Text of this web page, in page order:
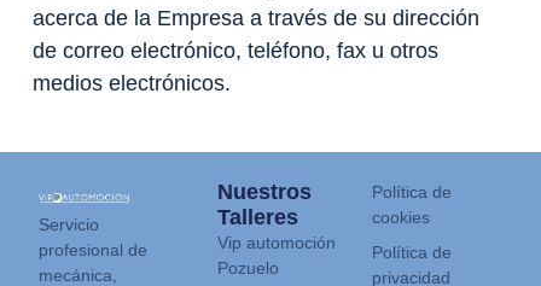
acerca de la Empresa a través de su dirección
de correo electrónico, teléfono, fax u otros
medios electrónicos.
Servicio
profesional de
mecánica,
Nuestros
Talleres
Vip automoción
Pozuelo
Política de
cookies
Política de
privacidad